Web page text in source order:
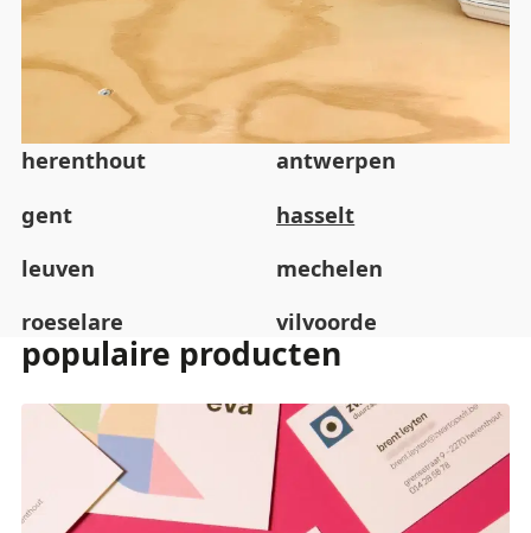
herenthout
antwerpen
gent
hasselt
leuven
mechelen
roeselare
vilvoorde
populaire producten